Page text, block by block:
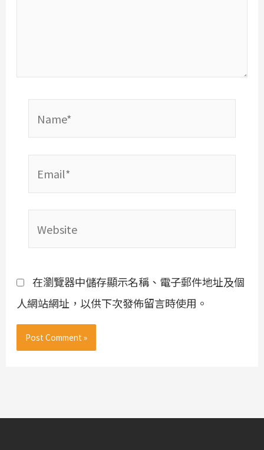
在瀏覽器中儲存顯示名稱、電子郵件地址及個
人網站網址，以供下次發佈留言時使用。